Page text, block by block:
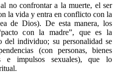
no confrontar a la muerte, el ser
la vida y entra en conflicto con la
de Dios). De esta manera, los
con la madre”,
que es la
del individuo; su personalidad se
(con personas, bienes
e impulsos sexuales), que lo